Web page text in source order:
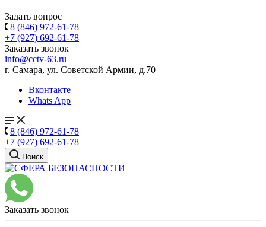
Задать вопрос
8 (846) 972-61-78
+7 (927) 692-61-78
Заказать звонок
info@cctv-63.ru
г. Самара, ул. Советской Армии, д.70
Вконтакте
Whats App
8 (846) 972-61-78
+7 (927) 692-61-78
Поиск
Заказать звонок